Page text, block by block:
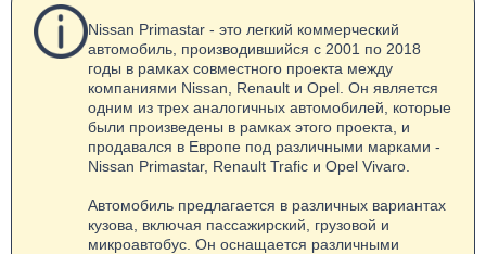
Nissan Primastar - это легкий коммерческий
автомобиль, производившийся с 2001 по 2018
годы в рамках совместного проекта между
компаниями Nissan, Renault и Opel. Он является
одним из трех аналогичных автомобилей, которые
были произведены в рамках этого проекта, и
продавался в Европе под различными марками -
Nissan Primastar, Renault Trafic и Opel Vivaro.
Автомобиль предлагается в различных вариантах
кузова, включая пассажирский, грузовой и
микроавтобус. Он оснащается различными